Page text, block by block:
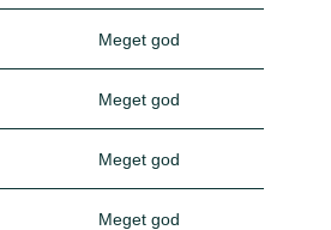
Meget god
Meget god
Meget god
Meget god